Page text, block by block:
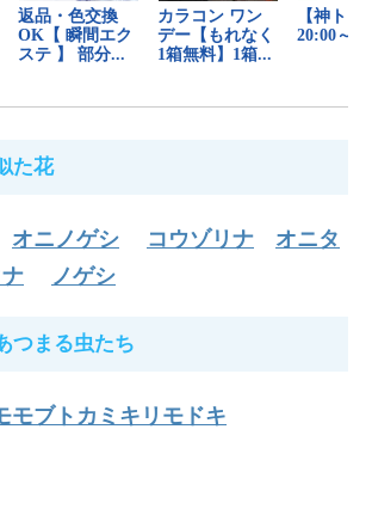
た花
オニノゲシ コウゾリナ
オニタ
ノゲシ
つまる虫たち
モブトカミキリモドキ